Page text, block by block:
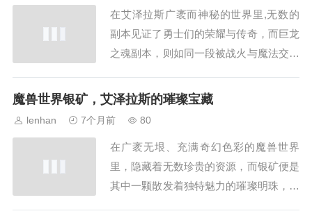
术的创造，是连接玩家与艾泽拉斯文化的
桥梁，从最初在...
在艾泽拉斯广袤而神秘的世界里,无数的
副本见证了勇士们的荣耀与传奇，而巨龙
之魂副本，则如同一段被战火与魔法交织
篇章，它不仅是一场与邪恶对抗的惨烈战
头,那是一个充斥着混乱与毁灭气息的地
方，曾经，这里...
魔兽世界银矿，艾泽拉斯的璀璨宝藏
lenhan 7个月前 80
在广袤无垠、充满奇幻色彩的魔兽世界
里，隐藏着无数珍贵的资源，而银矿便是
其中一颗散发着独特魅力的璀璨明珠，它